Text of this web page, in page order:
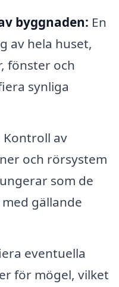
byggnaden: En
av hela huset,
fönster och
synliga
Kontroll av
och rörsystem
som de
gällande
eventuella
för mögel, vilket